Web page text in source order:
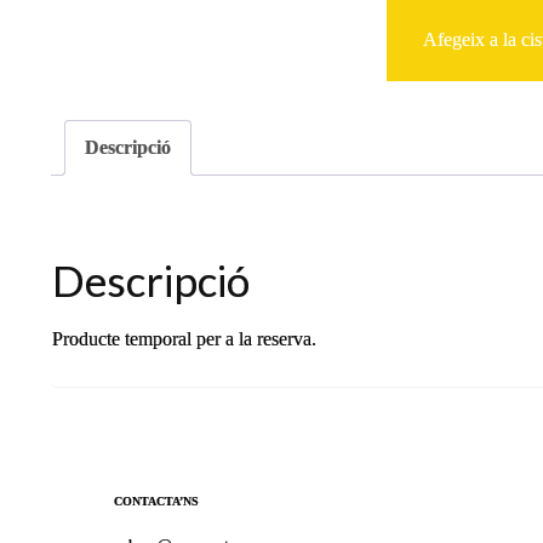
Reserva
09-
Afegeix a la
Descripció
Descripció
Producte temporal per a la reserva.
CONTACTA’NS